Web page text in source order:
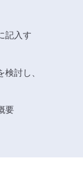
記入す
討し、
要